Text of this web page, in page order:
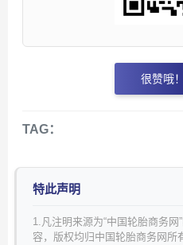
很赞哦
TAG：
特此声明
1.凡注明来源为“中国轮胎商务
容，版权均归中国轮胎商务网所